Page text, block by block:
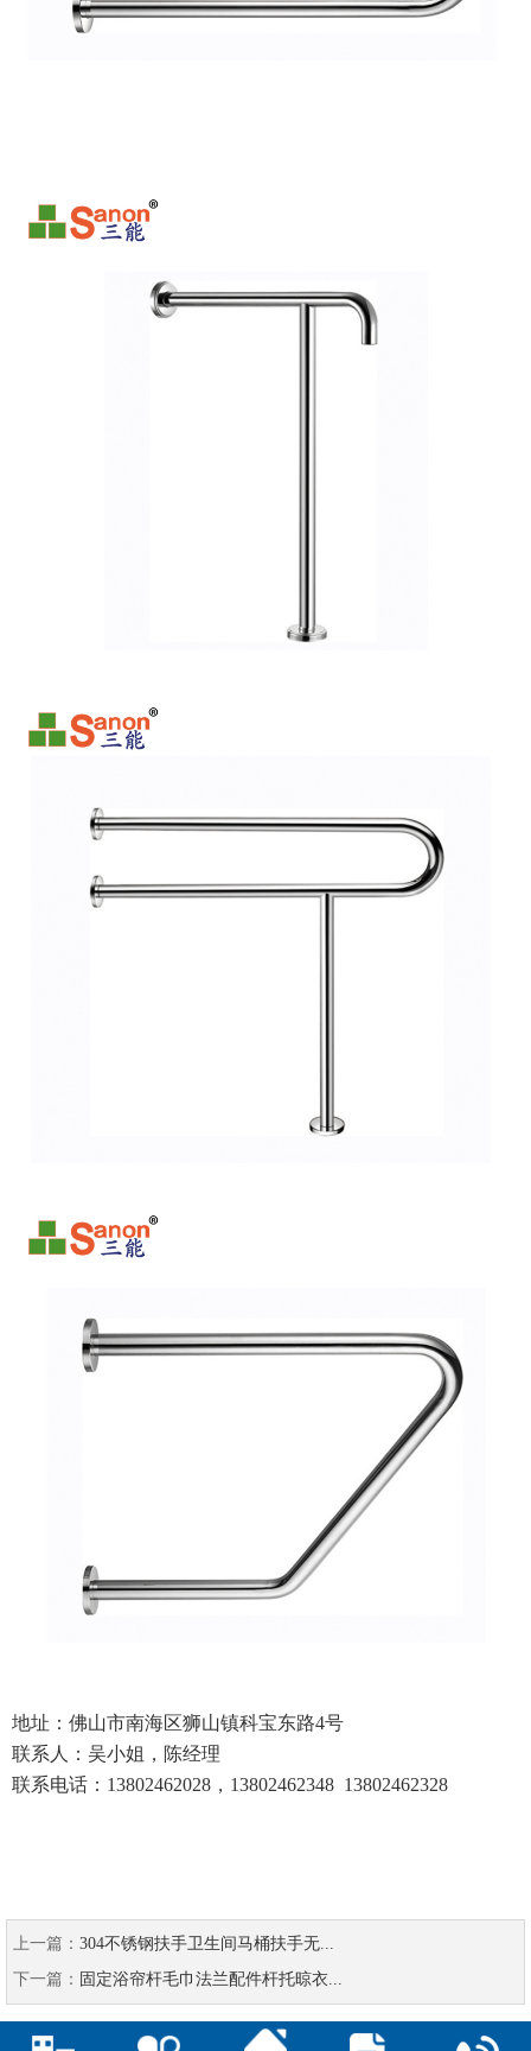
地址：佛山市南海区狮山镇科宝东路4号
联系人：吴小姐，陈经理
联系电话： 13802462028，13802462348 13802462328
上一篇： 304不锈钢扶手卫生间马桶扶手无...
下一篇： 固定浴帘杆毛巾法兰配件杆托晾衣...